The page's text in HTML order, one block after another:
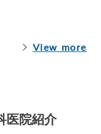
View more
医院紹介